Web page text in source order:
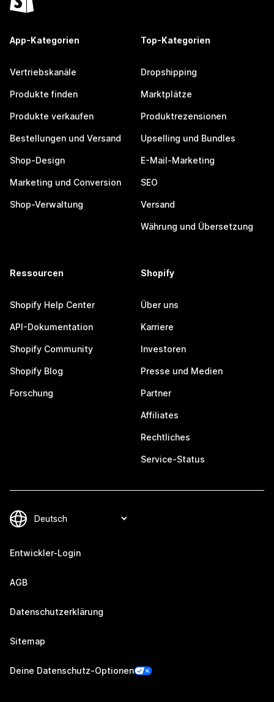
App-Kategorien
Vertriebskanäle
Produkte finden
Produkte verkaufen
Bestellungen und Versand
Shop-Design
Marketing und Conversion
Shop-Verwaltung
Top-Kategorien
Dropshipping
Marktplätze
Produktrezensionen
Upselling und Bundles
E-Mail-Marketing
SEO
Versand
Währung und Übersetzung
Ressourcen
Shopify Help Center
API-Dokumentation
Shopify Community
Shopify Blog
Forschung
Shopify
Über uns
Karriere
Investoren
Presse und Medien
Partner
Affiliates
Rechtliches
Service-Status
Entwickler-Login
AGB
Datenschutzerklärung
Sitemap
Deine Datenschutz-Optionen